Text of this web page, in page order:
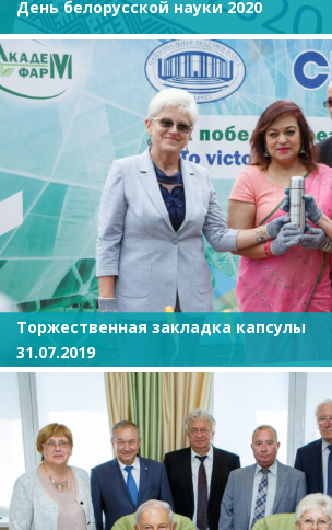
День белорусской науки 2020
Торжественная закладка капсулы
31.07.2019